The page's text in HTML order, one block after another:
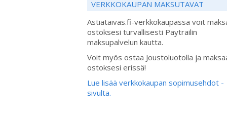
VERKKOKAUPAN MAKSUTAVAT
Astiataivas.fi-verkkokaupassa voit
ostoksesi turvallisesti Paytrailin
maksupalvelun kautta.
Voit myös ostaa Joustoluotolla ja
ostoksesi erissä!
Lue lisää verkkokaupan sopimusehdot -
sivulta.